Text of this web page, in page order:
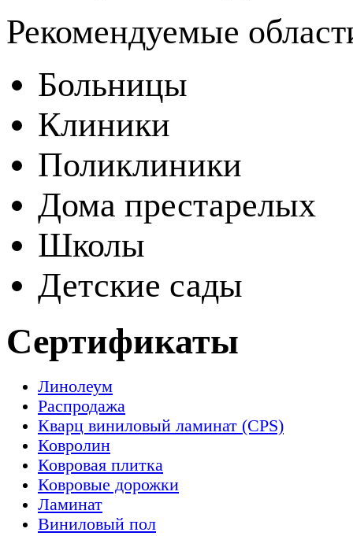
Рекомендуемые
Больницы
Клиники
Поликлиники
Дома престарелых
Школы
Детские сады
Сертификаты
Линолеум
Распродажа
Кварц виниловый ламинат (CPS)
Ковролин
Ковровая плитка
Ковровые дорожки
Ламинат
Виниловый пол